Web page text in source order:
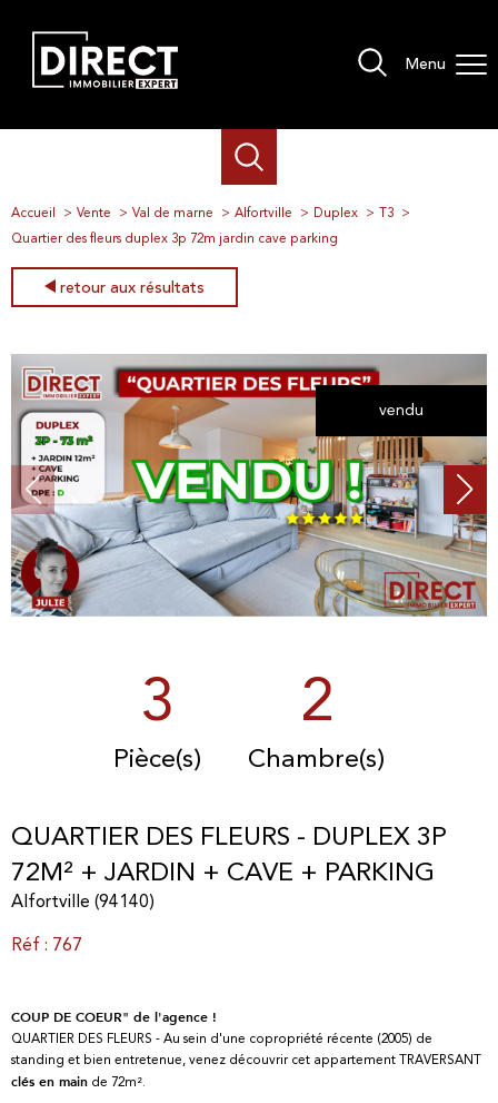
Menu
Accueil Vente Val de marne Alfortville Duplex
T3
Quartier des fleurs duplex 3p 72m jardin cave parking
retour aux résultats
vendu
3
Pièce(s)
2
Chambre(s)
QUARTIER DES FLEURS - DUPLEX 3P
72M² + JARDIN + CAVE + PARKING
Alfortville (94140)
Réf : 767
COUP DE COEUR" de l'agence !
QUARTIER DES FLEURS - Au sein d'une copropriété récente (2005) de
standing et bien entretenue, venez découvrir cet appartement TRAVERSANT
clés en main de 72m².